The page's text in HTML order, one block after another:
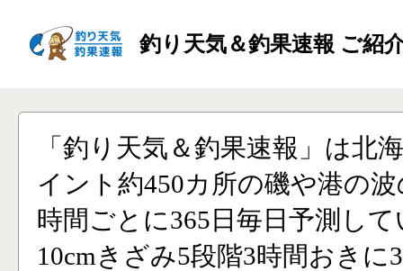
釣り天気＆釣果速報 ご紹
「釣り天気＆釣果速報」は北
イント約450カ所の磯や港の
時間ごとに365日毎日予測し
10cmきざみ5段階3時間おきに